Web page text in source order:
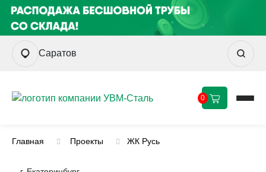
Саратов
0
Главная Проекты ЖК Русь